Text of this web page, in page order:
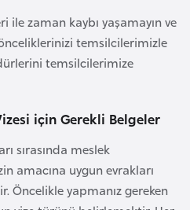
ile zaman kaybı yaşamayın ve
temsilcilerimizle
temsilcilerimize
için Gerekli Belgeler
sırasında meslek
amacına uygun evrakları
Öncelikle yapmanız gereken